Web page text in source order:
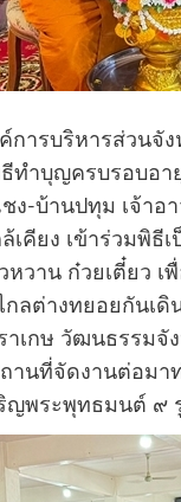
การบริหารส่วน
ทำบุญครบรอบอ
ง-บ้านปทุม เจ้าอ
เคียง เข้าร่วมพิธี
วาน ก๋วยเตี๋ยว
ลต่างทยอยกันเ
าเกษ วัฒนธรรม
านที่จัดงานต่อม
พระพุทธมนต์ ๙